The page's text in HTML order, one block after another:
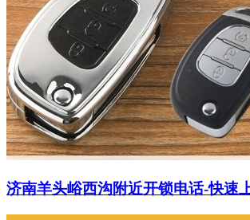
济南羊头峪西沟附近开锁电话-快速